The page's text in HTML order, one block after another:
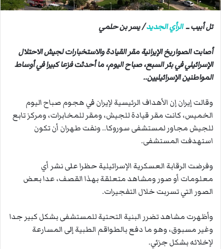
ت
و
ي
ا
تل أبيب ــالرأي الجديد/ يسر بن حلمي
أصابت الصواريخ الإيرانية مقر القيادة والاستخبارات لجيش الاحتلال
الإسرائيلي في بئر السبع، صباح اليوم، ما أحدثت فزعا كبيرا في أوساط
المواطنين الإسرائيليين..
وقالت إيران إن الأهداف الرئيسية لإيران في هجوم صباح اليوم
الخميس، كانت مقر قيادة للجيش، ومقر للمخابرات، ومركز تابع
للجيش مجاور لمستشفى سوروكا.. ونفت طهران أن تكون
استهدفت المستشفى.
وفرضت الرقابة العسكرية الإسرائيلية حظرا على نشر أي
معلومات أو صور ومشاهد متعلقة بهذا القصف، عدا بعض
الصور التي تسربت خلال التفجيرات.
وأظهرت مشاهد تضرر البنية التحتية للمستشفى بشكل كبير جدا
وغير مسبوق، وهو ما دفع بالطواقم الطبية إلى المسارعة
لإخلائه بشكل جزئي.